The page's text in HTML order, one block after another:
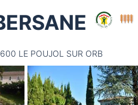
LE POUJOL SUR ORB